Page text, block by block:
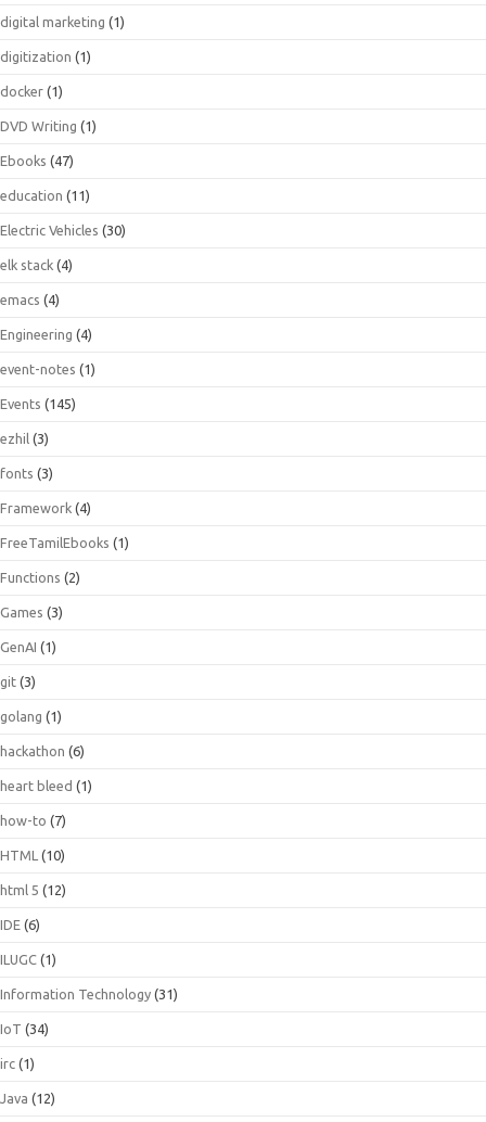
digital marketing (1)
digitization (1)
docker (1)
DVD Writing (1)
Ebooks (47)
education (11)
Electric Vehicles (30)
elk stack (4)
emacs (4)
Engineering (4)
event-notes (1)
Events (145)
ezhil (3)
fonts (3)
Framework (4)
FreeTamilEbooks (1)
Functions (2)
Games (3)
GenAI (1)
git (3)
golang (1)
hackathon (6)
heart bleed (1)
how-to (7)
HTML (10)
html 5 (12)
IDE (6)
ILUGC (1)
Information Technology (31)
IoT (34)
irc (1)
Java (12)